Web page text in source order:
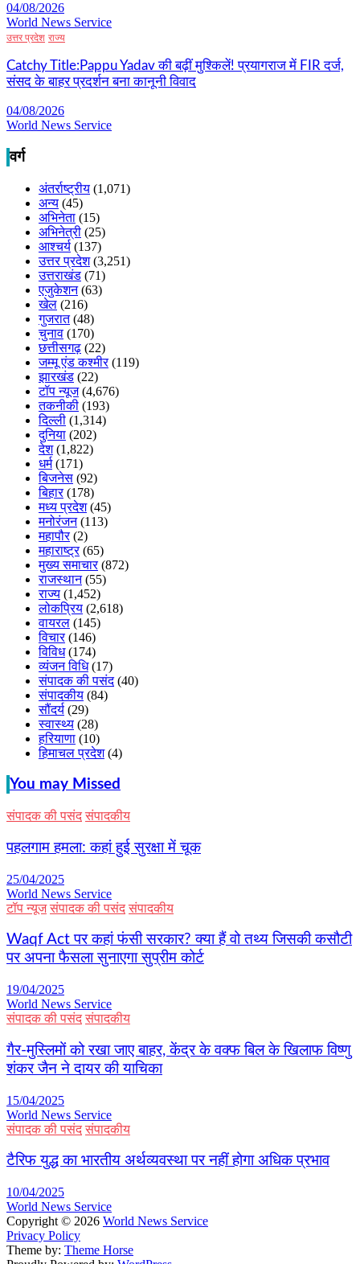
04/08/2026
World News Service
उत्तर प्रदेश राज्य
Catchy Title:Pappu Yadav की बढ़ीं मुश्किलें! प्रयागराज में FIR दर्ज,
संसद के बाहर प्रदर्शन बना कानूनी विवाद
04/08/2026
World News Service
वर्ग
अंतर्राष्ट्रीय (1,071)
अन्य (45)
अभिनेता (15)
अभिनेत्री (25)
आश्चर्य (137)
उत्तर प्रदेश(3,251)
उत्तराखंड (71)
एजुकेशन(63)
खेल (216)
गुजरात(48)
चुनाव (170)
छत्तीसगढ़ (22)
जम्मू एंड कश्मीर(119)
झारखंड (22)
टॉप न्यूज(4,676)
तकनीकी (193)
दिल्ली (1,314)
दुनिया (202)
देश(1,822)
धर्म(171)
बिजनेस (92)
बिहार(178)
मध्य प्रदेश(45)
मनोरंजन(113)
महापौर(2)
महाराष्ट्र(65)
मुख्य समाचार(872)
राजस्थान(55)
राज्य (1,452)
लोकप्रिय (2,618)
वायरल (145)
विचार(146)
विविध(174)
व्यंजन विधि(17)
संपादक की पसंद(40)
संपादकीय (84)
सौंदर्य (29)
स्वास्थ्य (28)
हरियाणा (10)
हिमाचल प्रदेश(4)
You may Missed
संपादक की पसंद संपादकीय
पहलगाम हमला: कहां हुई सुरक्षा में चूक
25/04/2025
World News Service
टॉप न्यूज संपादक की पसंद संपादकीय
Waqf Act पर कहां फंसी सरकार? क्या हैं वो तथ्य जिसकी कसौटी
पर अपना फैसला सुनाएगा सुप्रीम कोर्ट
19/04/2025
World News Service
संपादक की पसंद संपादकीय
गैर-मुस्लिमों को रखा जाए बाहर, केंद्र के वक्फ बिल के खिलाफ विष्णु
शंकर जैन ने दायर की याचिका
15/04/2025
World News Service
संपादक की पसंद संपादकीय
टैरिफ युद्ध का भारतीय अर्थव्यवस्था पर नहीं होगा अधिक प्रभाव
10/04/2025
World News Service
Copyright © 2026 World News Service
Privacy Policy
Theme by: Theme Horse